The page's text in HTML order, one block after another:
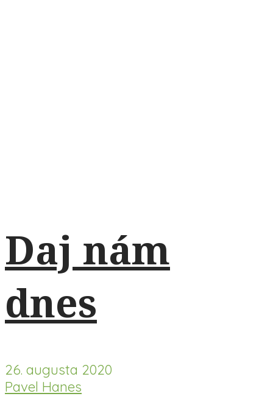
Daj nám
dnes
26. augusta 2020
Pavel Hanes